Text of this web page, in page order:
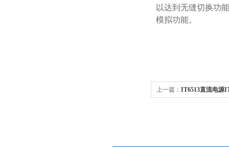
以达到无缝切换功
模拟功能。
上一篇： IT6513直流电源